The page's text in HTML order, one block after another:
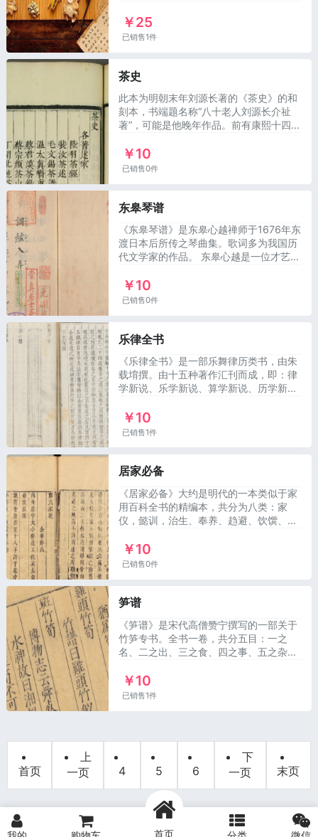
素问-18本 +08灵枢-5本 +09伤寒-49本
+10金匮-10本 +11难经-7本
￥25
已销售1件
茶史
此本为明朝末年刘源长著的《茶史》的和
刻本，书端题名称“八十老人刘源长介祉
著”，可能是他晚年作品。前有康熙十四年
序，雍正六(1728)张廷玉序
￥10
已销售0件
东皋琴谱
《东皋琴谱》是东皋心越禅师于1676年东
渡日本后所传之琴曲集。歌词多为我国历
代文学家的作品。 东皋心越是一位才艺出
琴，在日本十九年，传
￥10
已销售0件
乐律全书
《乐律全书》是一部乐舞律历类书，由朱
载堉撰。由十五种著作汇刊而成，即：律
学新说、乐学新说、算学新说、历学新
谱、乡饮诗乐谱、六代小
￥10
已销售1件
居家必备
《居家必备》大约是明代的一本类似于家
用百科全书的精编本，共分为八类：家
仪，懿训，治生、奉养、趋避、饮馔、艺
业、养生、趋避、酿酒、
￥10
已销售0件
笋谱
《笋谱》是宋代高僧赞宁撰写的一部关于
竹笋专书。全书一卷，共分五目：一之
名、二之出、三之食、四之事、五之杂
的诸多描述，还对各地不
￥10
已销售1件
首页
上
一页
4 5 6
下
一页
末页
首页